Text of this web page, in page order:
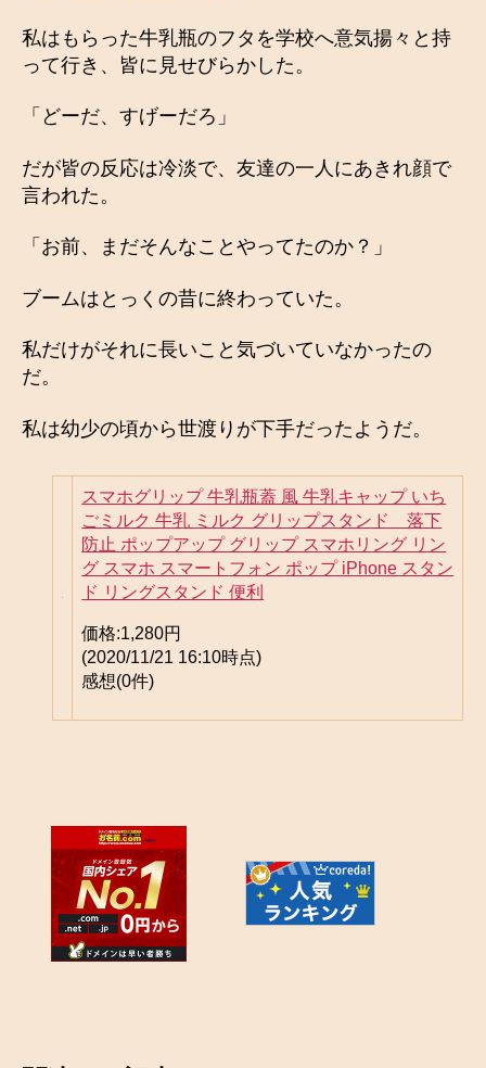
私はもらった牛乳瓶のフタを学校へ意気揚々と持
って行き、皆に見せびらかした。
「どーだ、すげーだろ」
だが皆の反応は冷淡で、友達の一人にあきれ顔で
言われた。
「お前、まだそんなことやってたのか？」
ブームはとっくの昔に終わっていた。
私だけがそれに長いこと気づいていなかったの
だ。
私は幼少の頃から世渡りが下手だったようだ。
スマホグリップ 牛乳瓶蓋 風 牛乳キャップ いち
ごミルク 牛乳 ミルク グリップスタンド 落下
防止 ポップアップ グリップ スマホリング リン
グ スマホ スマートフォン ポップ iPhone スタン
ド リングスタンド 便利
価格:1,280円
(2020/11/21 16:10時点)
感想(0件)